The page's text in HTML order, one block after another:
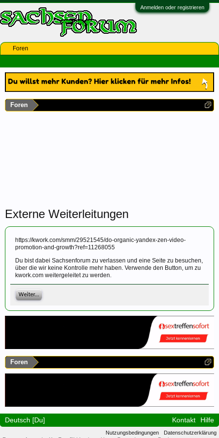
Anmelden oder registrieren
Foren
Externe Weiterleitungen
https://kwork.com/smm/29521545/do-organic-yandex-zen-video-
promotion-and-growth?ref=11268055
Du bist dabei Sachsenforum zu verlassen und eine Seite zu besuchen,
über die wir keine Kontrolle mehr haben. Verwende den Button, um zu
kwork.com weitergeleitet zu werden.
Weiter...
Foren
Foren
Deutsch [Du] Kontakt Hilfe
Nutzungsbedingungen
Datenschutzerklärung